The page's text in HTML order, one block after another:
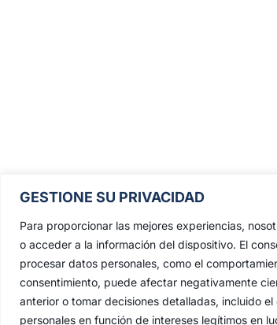
GESTIONE SU PRIVACIDAD
Para proporcionar las mejores experiencias,
o acceder a la información del dispositivo. El
procesar datos personales, como el
consentimiento, puede afectar negativamente
anterior o tomar decisiones detalladas, incluido
personales en función de intereses legítimos en
Hermandad
Nazarenos de Nuestro
Penas y María
Triunfo del Santo
Francisco de Paula y
Rufina.